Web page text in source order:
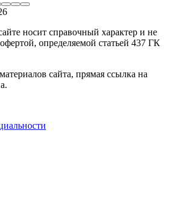
носит справочный характер и не
определяемой статьей 437 ГК
сайта, прямая ссылка на